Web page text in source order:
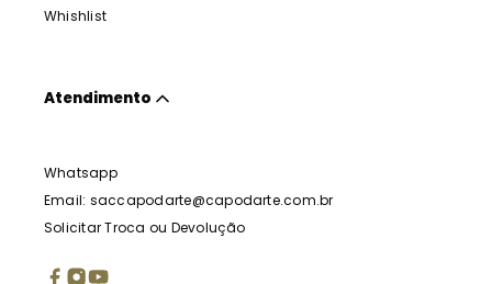
Whishlist
Atendimento
Whatsapp
Email: saccapodarte@capodarte.com.br
Solicitar Troca ou Devolução